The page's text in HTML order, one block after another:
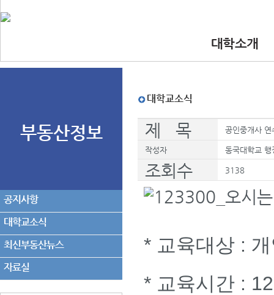
대학소개
•인사말
부동산정보
공지사항
대학교소식
최신부동산뉴스
자료실
대학교소식
제 목 공인중개사
작성자 동국대학교 행
조회수 3138
* 교육대상 :
* 교육시간 :